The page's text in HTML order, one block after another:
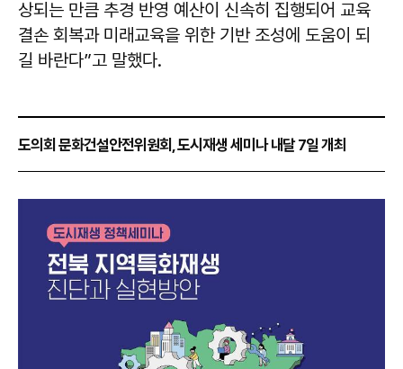
상되는 만큼 추경 반영 예산이 신속히 집행되어 교육
결손 회복과 미래교육을 위한 기반 조성에 도움이 되
길 바란다”고 말했다.
도의회 문화건설안전위원회, 도시재생 세미나 내달 7일 개최